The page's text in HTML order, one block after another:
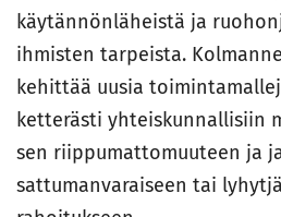
käytännönläheistä ja
ihmisten tarpeista.
kehittää uusia
ketterästi yhteiskunnallisiin
sen riippumattomuuteen ja
sattumanvaraiseen tai